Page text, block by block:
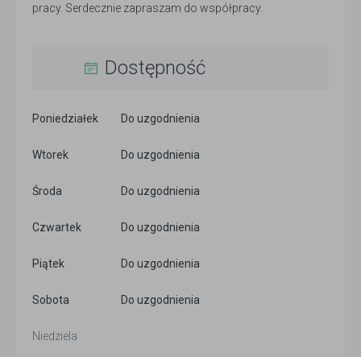
pracy. Serdecznie zapraszam do współpracy.
Dostępność
Poniedziałek Do uzgodnienia
Wtorek Do uzgodnienia
Środa Do uzgodnienia
Czwartek Do uzgodnienia
Piątek Do uzgodnienia
Sobota Do uzgodnienia
Niedziela